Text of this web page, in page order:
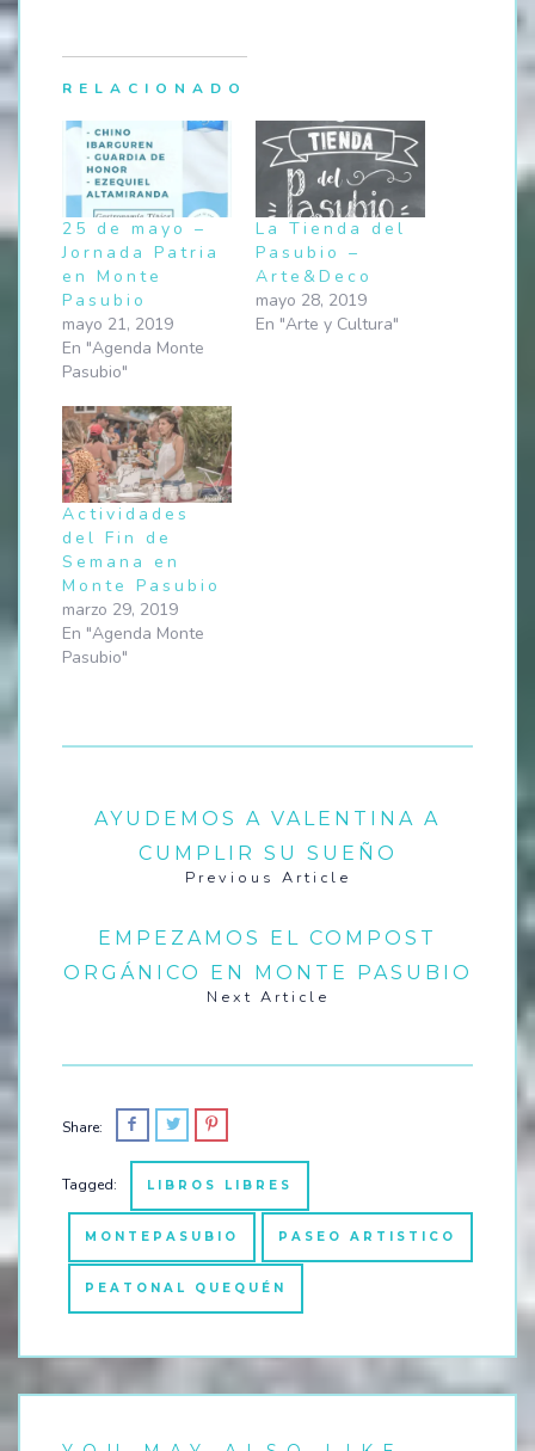
RELACIONADO
25 de mayo –
Jornada Patria
en Monte
Pasubio
mayo 21, 2019
En "Agenda Monte
Pasubio"
La Tienda del
Pasubio –
Arte&Deco
mayo 28, 2019
En "Arte y Cultura"
Actividades
del Fin de
Semana en
Monte Pasubio
marzo 29, 2019
En "Agenda Monte
Pasubio"
AYUDEMOS A VALENTINA A
CUMPLIR SU SUEÑO
Previous Article
EMPEZAMOS EL COMPOST
ORGÁNICO EN MONTE PASUBIO
Next Article
Share:
Tagged: LIBROS LIBRES
MONTEPASUBIO PASEO ARTISTICO
PEATONAL QUEQUÉN